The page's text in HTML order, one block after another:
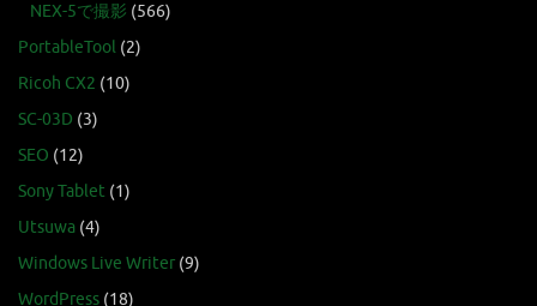
NEX-5で撮影 (566)
PortableTool (2)
Ricoh CX2 (10)
SC-03D (3)
SEO (12)
Sony Tablet (1)
Utsuwa (4)
Windows Live Writer (9)
WordPress (18)